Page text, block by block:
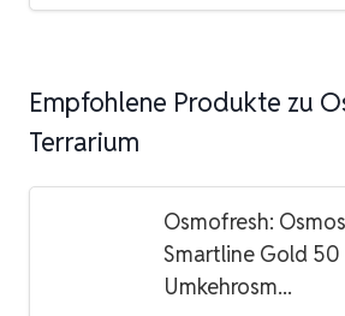
Empfohlene Produkte zu
Terrarium
Osmofresh:
Smartline Gold 50
Umkehrosm...